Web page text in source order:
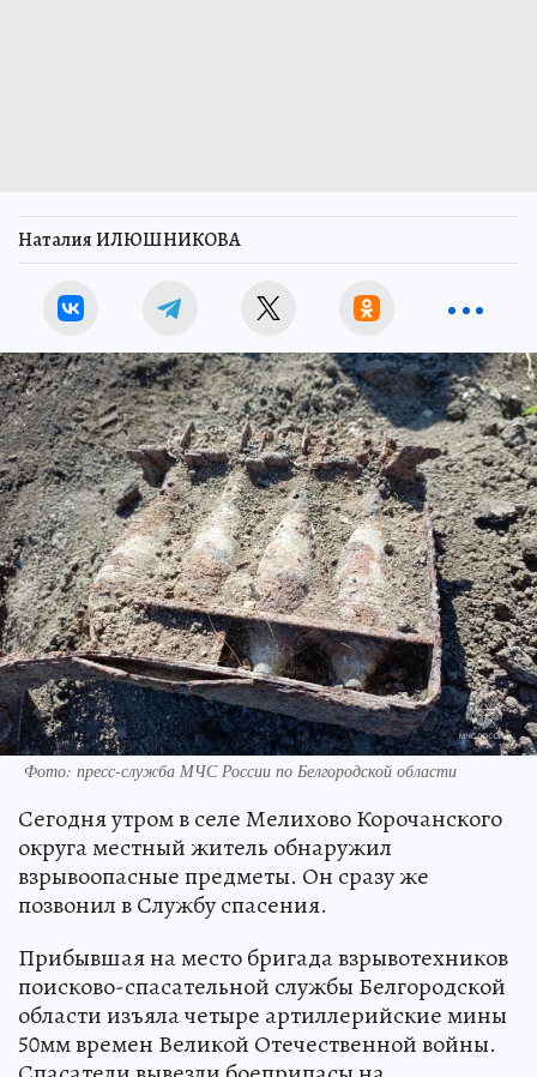
Наталия ИЛЮШНИКОВА
Фото: пресс-служба МЧС России по Белгородской области
Сегодня утром в селе Мелихово Корочанского
округа местный житель обнаружил
взрывоопасные предметы. Он сразу же
позвонил в Службу спасения.
Прибывшая на место бригада взрывотехников
поисково-спасательной службы Белгородской
области изъяла четыре артиллерийские мины
50мм времен Великой Отечественной войны.